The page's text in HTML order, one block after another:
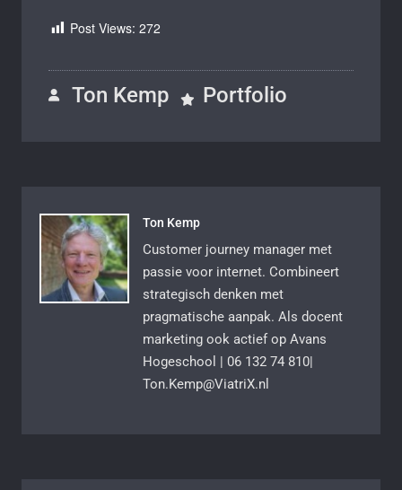
Post Views: 272
Ton Kemp Portfolio
Ton Kemp
Customer journey manager met
passie voor internet. Combineert
strategisch denken met
pragmatische aanpak. Als docent
marketing ook actief op Avans
Hogeschool | 06 132 74 810|
Ton.Kemp@ViatriX.nl